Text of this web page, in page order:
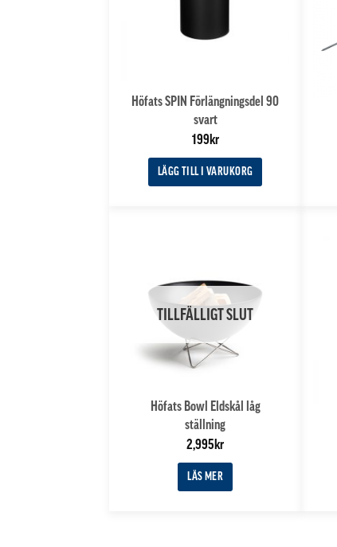
Höfats SPIN Förlängningsdel 90
svart
199kr
LÄGG TILL I VARUKORG
TILLFÄLLIGT SLUT
Höfats Bowl Eldskål låg
ställning
2,995kr
LÄS MER